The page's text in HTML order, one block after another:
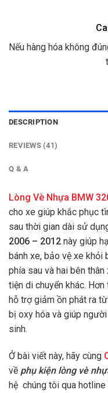
Nếu hàng hóa không
DESCRIPTION
REVIEWS (41)
Q & A
Lòng Vè Nhựa BMW
cho xe giúp khắc phục
sau thời gian dài sử
2006 – 2012 này giúp
bánh xe, bảo vệ xe
phía sau và hai bên
tiện di chuyển khác.
hỗ trợ giảm ồn phát ra
bị oxy hóa và giúp
sinh.
Ở bài viết này, hãy cùng
về phụ kiện lòng vè
hệ chúng tôi qua